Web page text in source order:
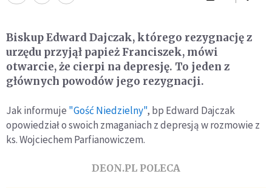
Biskup Edward Dajczak, którego rezygnację z
urzędu przyjął papież Franciszek, mówi
otwarcie, że cierpi na depresję. To jeden z
głównych powodów jego rezygnacji.
Jak informuje "Gość Niedzielny", bp Edward Dajczak
opowiedział o swoich zmaganiach z depresją w rozmowie z
ks. Wojciechem Parfianowiczem.
DEON.PL POLECA